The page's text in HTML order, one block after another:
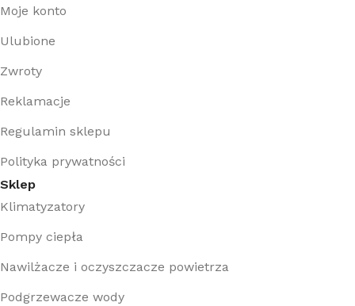
Moje konto
Ulubione
Zwroty
Reklamacje
Regulamin sklepu
Polityka prywatności
Sklep
Klimatyzatory
Pompy ciepła
Nawilżacze i oczyszczacze powietrza
Podgrzewacze wody